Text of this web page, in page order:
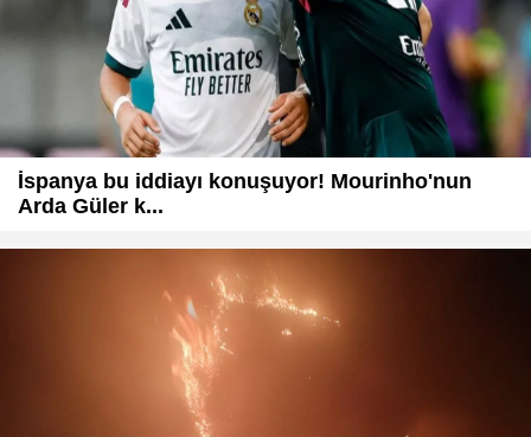
İspanya bu iddiayı konuşuyor! Mourinho'nun
Arda Güler k...